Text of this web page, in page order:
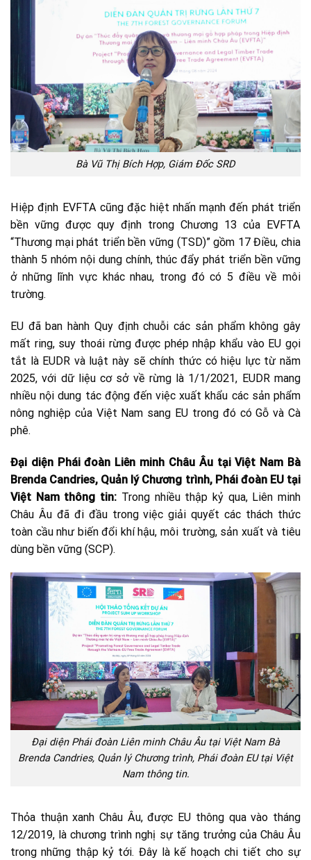
Bà Vũ Thị Bích Hợp, Giám Đốc SRD
Hiệp định EVFTA cũng đặc hiệt nhấn mạnh đến phát triển
bền vững được quy định trong Chương 13 của EVFTA
“Thương mại phát triển bền vững (TSD)” gồm 17 Điều, chia
thành 5 nhóm nội dung chính, thúc đẩy phát triển bền vững
ở những lĩnh vực khác nhau, trong đó có 5 điều về môi
trường.
EU đã ban hành Quy định chuỗi các sản phẩm không gây
mất ring, suy thoái rừng được phép nhập khẩu vào EU gọi
tắt là EUDR và luật này sẽ chính thức có hiệu lực từ năm
2025, với dữ liệu cơ sở về rừng là 1/1/2021, EUDR mang
nhiều nội dung tác động đến việc xuất khẩu các sản phẩm
nông nghiệp của Việt Nam sang EU trong đó có Gỗ và Cà
phê.
Đại diện Phái đoàn Liên minh Châu Âu tại Việt Nam Bà
Brenda Candries, Quản lý Chương trình, Phái đoàn EU tại
Việt Nam thông tin: Trong nhiều thập kỷ qua, Liên minh
Châu Âu đã đi đầu trong việc giải quyết các thách thức
toàn cầu như biến đổi khí hậu, môi trường, sản xuất và tiêu
dùng bền vững (SCP).
Đại diện Phái đoàn Liên minh Châu Âu tại Việt Nam Bà
Brenda Candries, Quản lý Chương trình, Phái đoàn EU tại Việt
Nam thông tin.
Thỏa thuận xanh Châu Âu, được EU thông qua vào tháng
12/2019, là chương trình nghị sự tăng trưởng của Châu Âu
trong những thập kỷ tới. Đây là kế hoạch chi tiết cho sự